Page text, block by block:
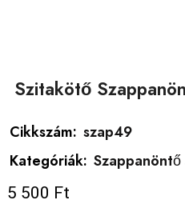
Szitakötő
Cikkszám: szap49
Kategóriák:
5 500 Ft